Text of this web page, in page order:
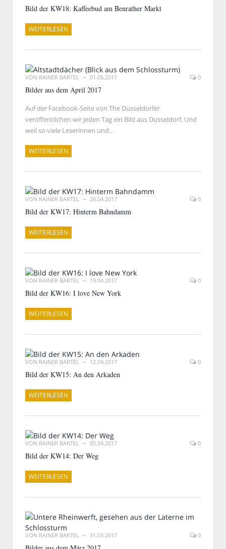
Bild der KW18: Kaffeebud am Benrather Markt
WEITERLESEN
VON RAINER BARTEL 01.05.2017 0
Bilder aus dem April 2017
Auf der Facebook-Seite von The Düsseldorfer
veröffentlichen wir jeden Tag ein Bild aus Düsseldorf. Und
weil so viele Leserinnen und…
WEITERLESEN
VON RAINER BARTEL 26.04.2017 0
Bild der KW17: Hinterm Bahndamm
WEITERLESEN
VON RAINER BARTEL 19.04.2017 0
Bild der KW16: I love New York
WEITERLESEN
VON RAINER BARTEL 12.04.2017 0
Bild der KW15: An den Arkaden
WEITERLESEN
VON RAINER BARTEL 05.04.2017 0
Bild der KW14: Der Weg
WEITERLESEN
VON RAINER BARTEL 31.03.2017 0